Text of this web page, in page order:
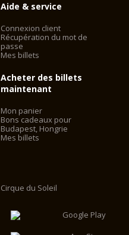
Aide & service
Connexion client
Récupération du mot de
passe
Mes billets
Acheter des billets
maintenant
Mon panier
Bons cadeaux pour
Budapest, Hongrie
Mes billets
Cirque du Soleil